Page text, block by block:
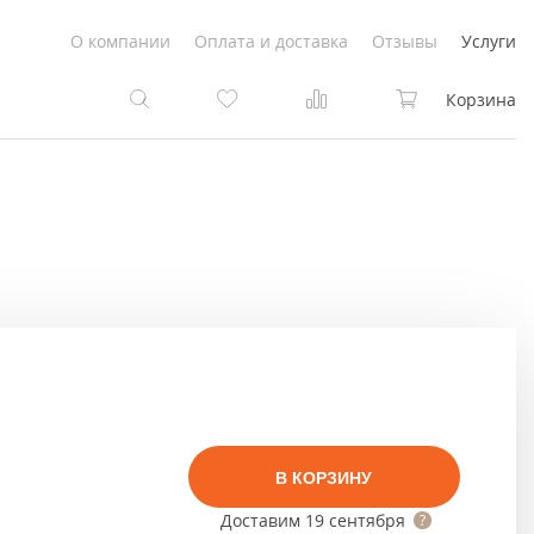
О компании Оплата и доставка Отзывы Услуги
Корзина
В КОРЗИНУ
Доставим 19 сентября